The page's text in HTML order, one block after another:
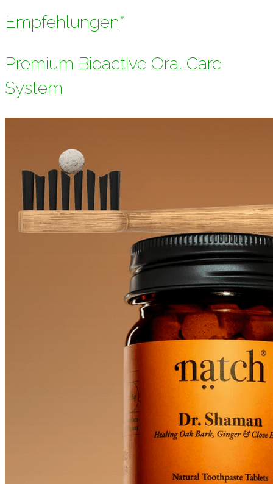
Empfehlungen*
Premium Bioactive Oral Care
System